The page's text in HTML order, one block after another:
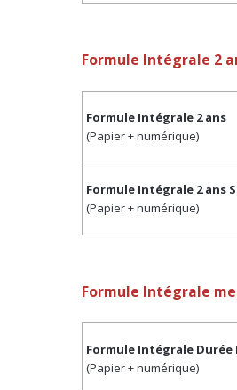
Formule Intégrale 2
Formule Intégrale 2 ans
(Papier + numérique)
Formule Intégrale 2 ans
(Papier + numérique)
Formule Intégrale
Formule Intégrale Durée
(Papier + numérique)